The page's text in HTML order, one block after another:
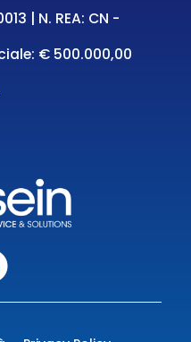
| N. REA: CN -
€ 500.000,00